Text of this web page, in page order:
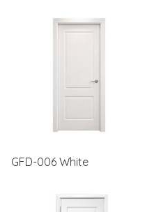
GFD-006 White